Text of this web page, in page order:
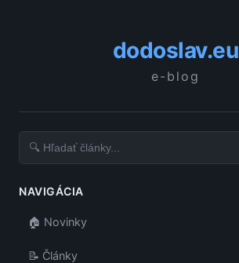
dodoslav.eu
e-blog
NAVIGÁCIA
🏠 Novinky
📝 Články